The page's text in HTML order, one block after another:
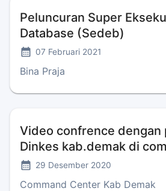
Peluncuran Super
Database (Sedeb)
07 Februari 2021
Bina Praja
Video confrence dengan
Dinkes kab.demak di
29 Desember 2020
Command Center Kab Demak